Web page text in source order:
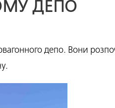
ДЕПО
депо. Вони